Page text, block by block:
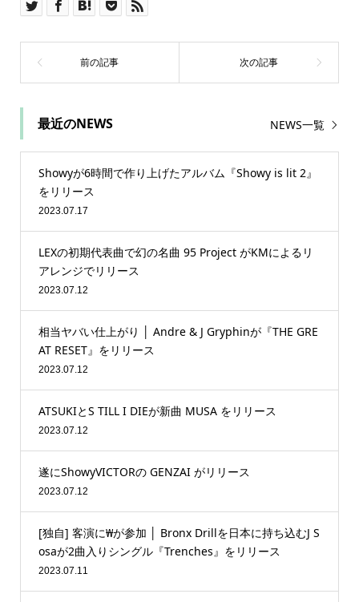
最近のNEWS NEWS一覧
Showyが6時間で作り上げたアルバム『Showy is lit 2』
をリリース
2023.07.17
LEXの初期代表曲で幻の名曲 95 Project がKMによるリ
アレンジでリリース
2023.07.12
相当ヤバい仕上がり │ Andre & J Gryphinが『THE GRE
AT RESET』をリリース
2023.07.12
ATSUKIとS TILL I DIEが新曲 MUSA をリリース
2023.07.12
遂にShowyVICTORの GENZAI がリリース
2023.07.12
[独自] 客演に₩が参加 │ Bronx Drillを日本に持ち込むJ S
osaが2曲入りシングル『Trenches』をリリース
2023.07.11